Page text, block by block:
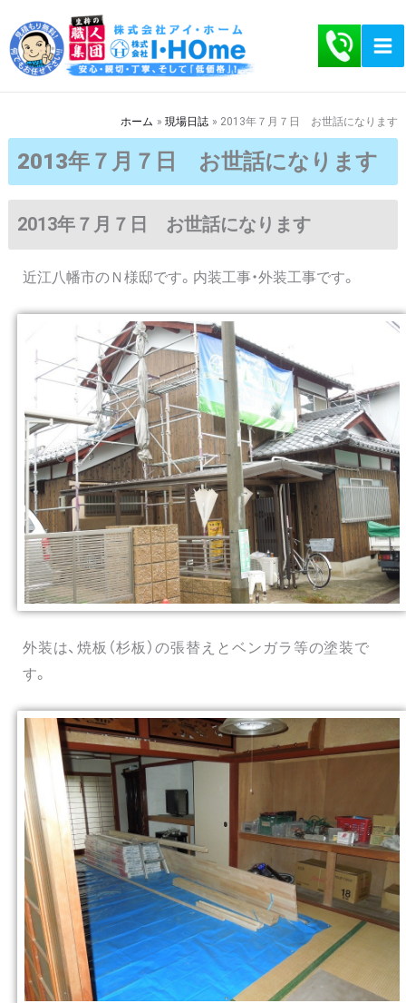
容
を
ッ
ホーム 現場日誌 2013年７月７日 お世話になります
2013年７月７日 お世話になります
2013年７月７日 お世話になります
近江八幡市のＮ様邸です。内装工事・外装工事です。
外装は、焼板（杉板）の張替えとベンガラ等の塗装で
す。